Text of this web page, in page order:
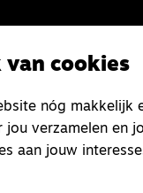
cookies
nóg
verzamelen en
aan jouw